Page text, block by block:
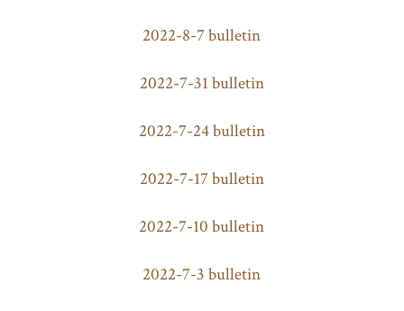
2022-8-7 bulletin
2022-7-31 bulletin
2022-7-24 bulletin
2022-7-17 bulletin
2022-7-10 bulletin
2022-7-3 bulletin